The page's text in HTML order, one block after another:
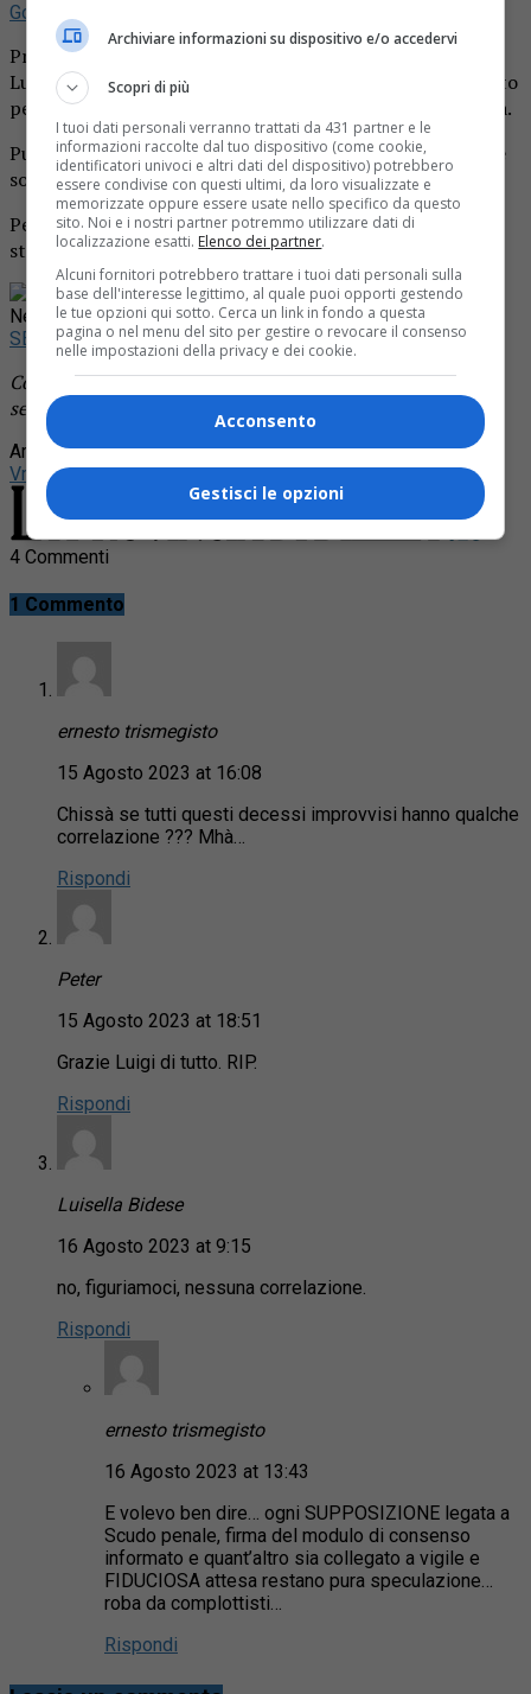
Google
Profondo cordoglio a Cavaglià per l’improvvisa morte di
Luigi Vricciariello. Aveva 51 anni. L’uomo, molto conosciuto
per la sua attività di parrucchiere, si è sentito male in casa.
Purtroppo, i tentativi dei sanitari di strapparlo alla morte
sono risultati vani.
Personaggio popolarissimo, Luigi era circondato da tanta
stima e amicizia.
Rimani aggiornato seguendoci su Google
News!
SEGUICI
Continua a leggere le notizie deLa Provincia di Biella
segui la nostra
Argomenti correlati:CavagliàfeaturedLuigi
Vricciariellomortoparrucchiereviverone
4 Commenti
1 Commento
ernesto trismegisto
15 Agosto 2023 at 16:08
Chissà se tutti questi decessi improvvisi hanno qualche
correlazione ??? Mhà…
Rispondi
Peter
15 Agosto 2023 at 18:51
Grazie Luigi di tutto. RIP.
Rispondi
Luisella Bidese
16 Agosto 2023 at 9:15
no, figuriamoci, nessuna correlazione.
Rispondi
ernesto trismegisto
16 Agosto 2023 at 13:43
E volevo ben dire… ogni SUPPOSIZIONE legata a
Scudo penale, firma del modulo di consenso
informato e quant’altro sia collegato a vigile e
FIDUCIOSA attesa restano pura speculazione…
roba da complottisti…
Rispondi
Archiviare informazioni su dispositivo e/o accedervi
Scopri di più
I tuoi dati personali verranno trattati da 431 partner e le
informazioni raccolte dal tuo dispositivo (come cookie,
identificatori univoci e altri dati del dispositivo) potrebbero
essere condivise con questi ultimi, da loro visualizzate e
memorizzate oppure essere usate nello specifico da questo
sito. Noi e i nostri partner potremmo utilizzare dati di
localizzazione esatti. Elenco dei partner.
Alcuni fornitori potrebbero trattare i tuoi dati personali sulla
base dell'interesse legittimo, al quale puoi opporti gestendo
le tue opzioni qui sotto. Cerca un link in fondo a questa
pagina o nel menu del sito per gestire o revocare il consenso
nelle impostazioni della privacy e dei cookie.
Acconsento
Gestisci le opzioni